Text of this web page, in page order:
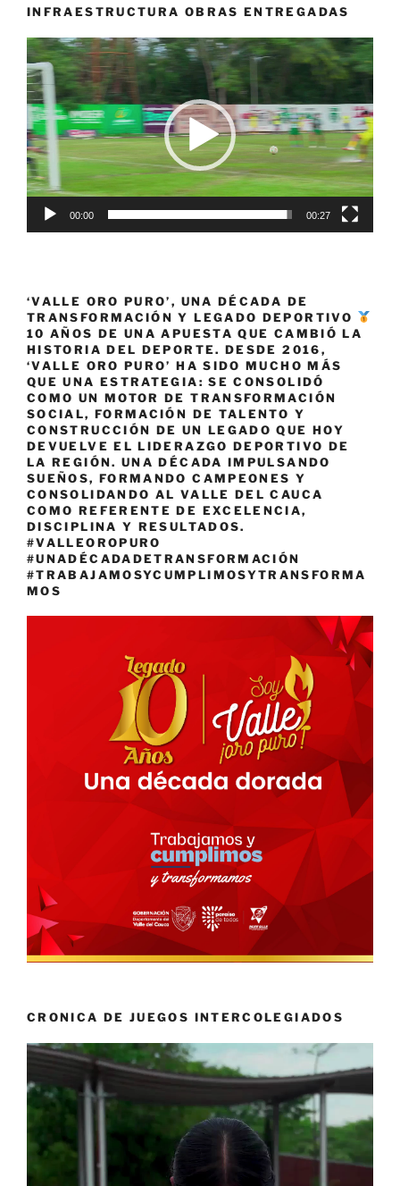
Junior
logró
16
medallas»
INFRAESTRUCTURA OBRAS ENTREGADAS
Reproductor
de
vídeo
00:00 00:27
‘VALLE ORO PURO’, UNA DÉCADA DE
TRANSFORMACIÓN Y LEGADO DEPORTIVO
10 AÑOS DE UNA APUESTA QUE CAMBIÓ LA
HISTORIA DEL DEPORTE. DESDE 2016,
‘VALLE ORO PURO’ HA SIDO MUCHO MÁS
QUE UNA ESTRATEGIA: SE CONSOLIDÓ
COMO UN MOTOR DE TRANSFORMACIÓN
SOCIAL, FORMACIÓN DE TALENTO Y
CONSTRUCCIÓN DE UN LEGADO QUE HOY
DEVUELVE EL LIDERAZGO DEPORTIVO DE
LA REGIÓN. UNA DÉCADA IMPULSANDO
SUEÑOS, FORMANDO CAMPEONES Y
CONSOLIDANDO AL VALLE DEL CAUCA
COMO REFERENTE DE EXCELENCIA,
DISCIPLINA Y RESULTADOS.
#VALLEOROPURO
#UNADÉCADADETRANSFORMACIÓN
#TRABAJAMOSYCUMPLIMOSYTRANSFORMA
MOS
CRONICA DE JUEGOS INTERCOLEGIADOS
Reproductor
vídeo